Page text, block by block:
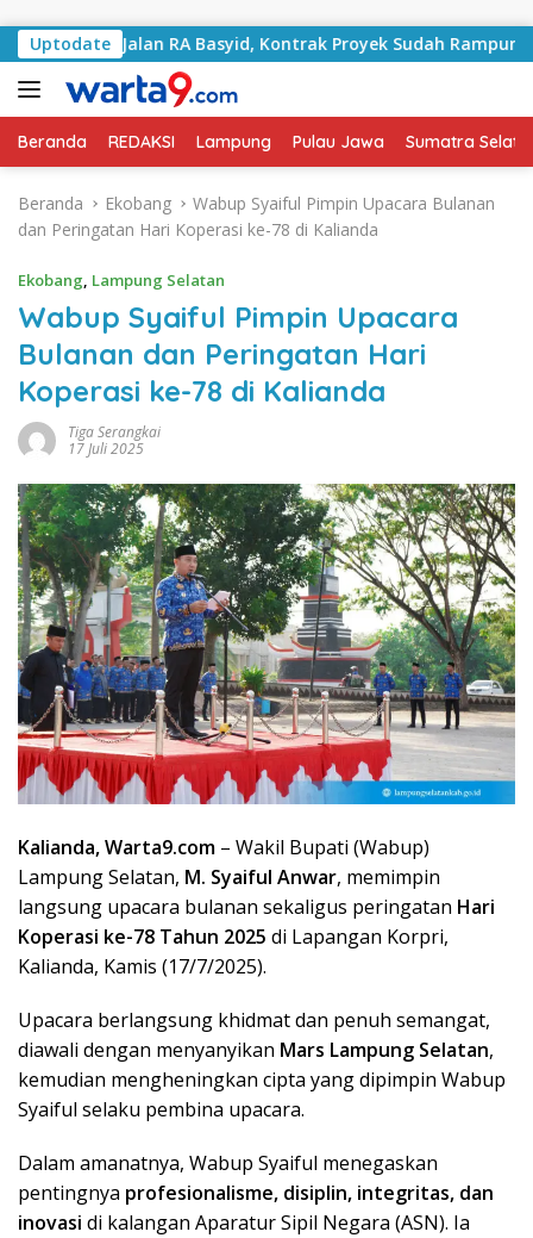
Uptodate
Jalan RA Basyid, Kontrak Proyek Sudah Rampung
Beranda REDAKSI Lampung Pulau Jawa Sumatra
Beranda Ekobang
Wabup Syaiful Pimpin Upacara Bulanan
dan Peringatan Hari Koperasi ke-78 di Kalianda
Ekobang, Lampung Selatan
Wabup Syaiful Pimpin Upacara
Bulanan dan Peringatan Hari
Koperasi ke-78 di Kalianda
Tiga Serangkai
17 Juli 2025
Kalianda, Warta9.com – Wakil Bupati (Wabup)
Lampung Selatan, M. Syaiful Anwar, memimpin
langsung upacara bulanan sekaligus peringatan Hari
Koperasi ke-78 Tahun 2025 di Lapangan Korpri,
Kalianda, Kamis (17/7/2025).
Upacara berlangsung khidmat dan penuh semangat,
diawali dengan menyanyikan Mars Lampung Selatan,
kemudian mengheningkan cipta yang dipimpin Wabup
Syaiful selaku pembina upacara.
Dalam amanatnya, Wabup Syaiful menegaskan
pentingnya profesionalisme, disiplin, integritas, dan
inovasi di kalangan Aparatur Sipil Negara (ASN). Ia